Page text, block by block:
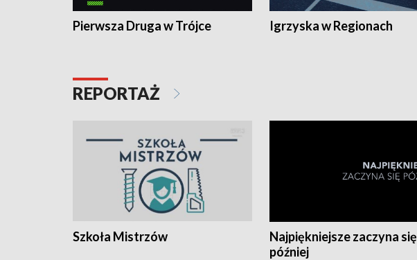
Pierwsza Druga w Trójce Igrzyska w Regionach
REPORTAŻ
Szkoła Mistrzów
Najpiękniejsze zaczyna się
później